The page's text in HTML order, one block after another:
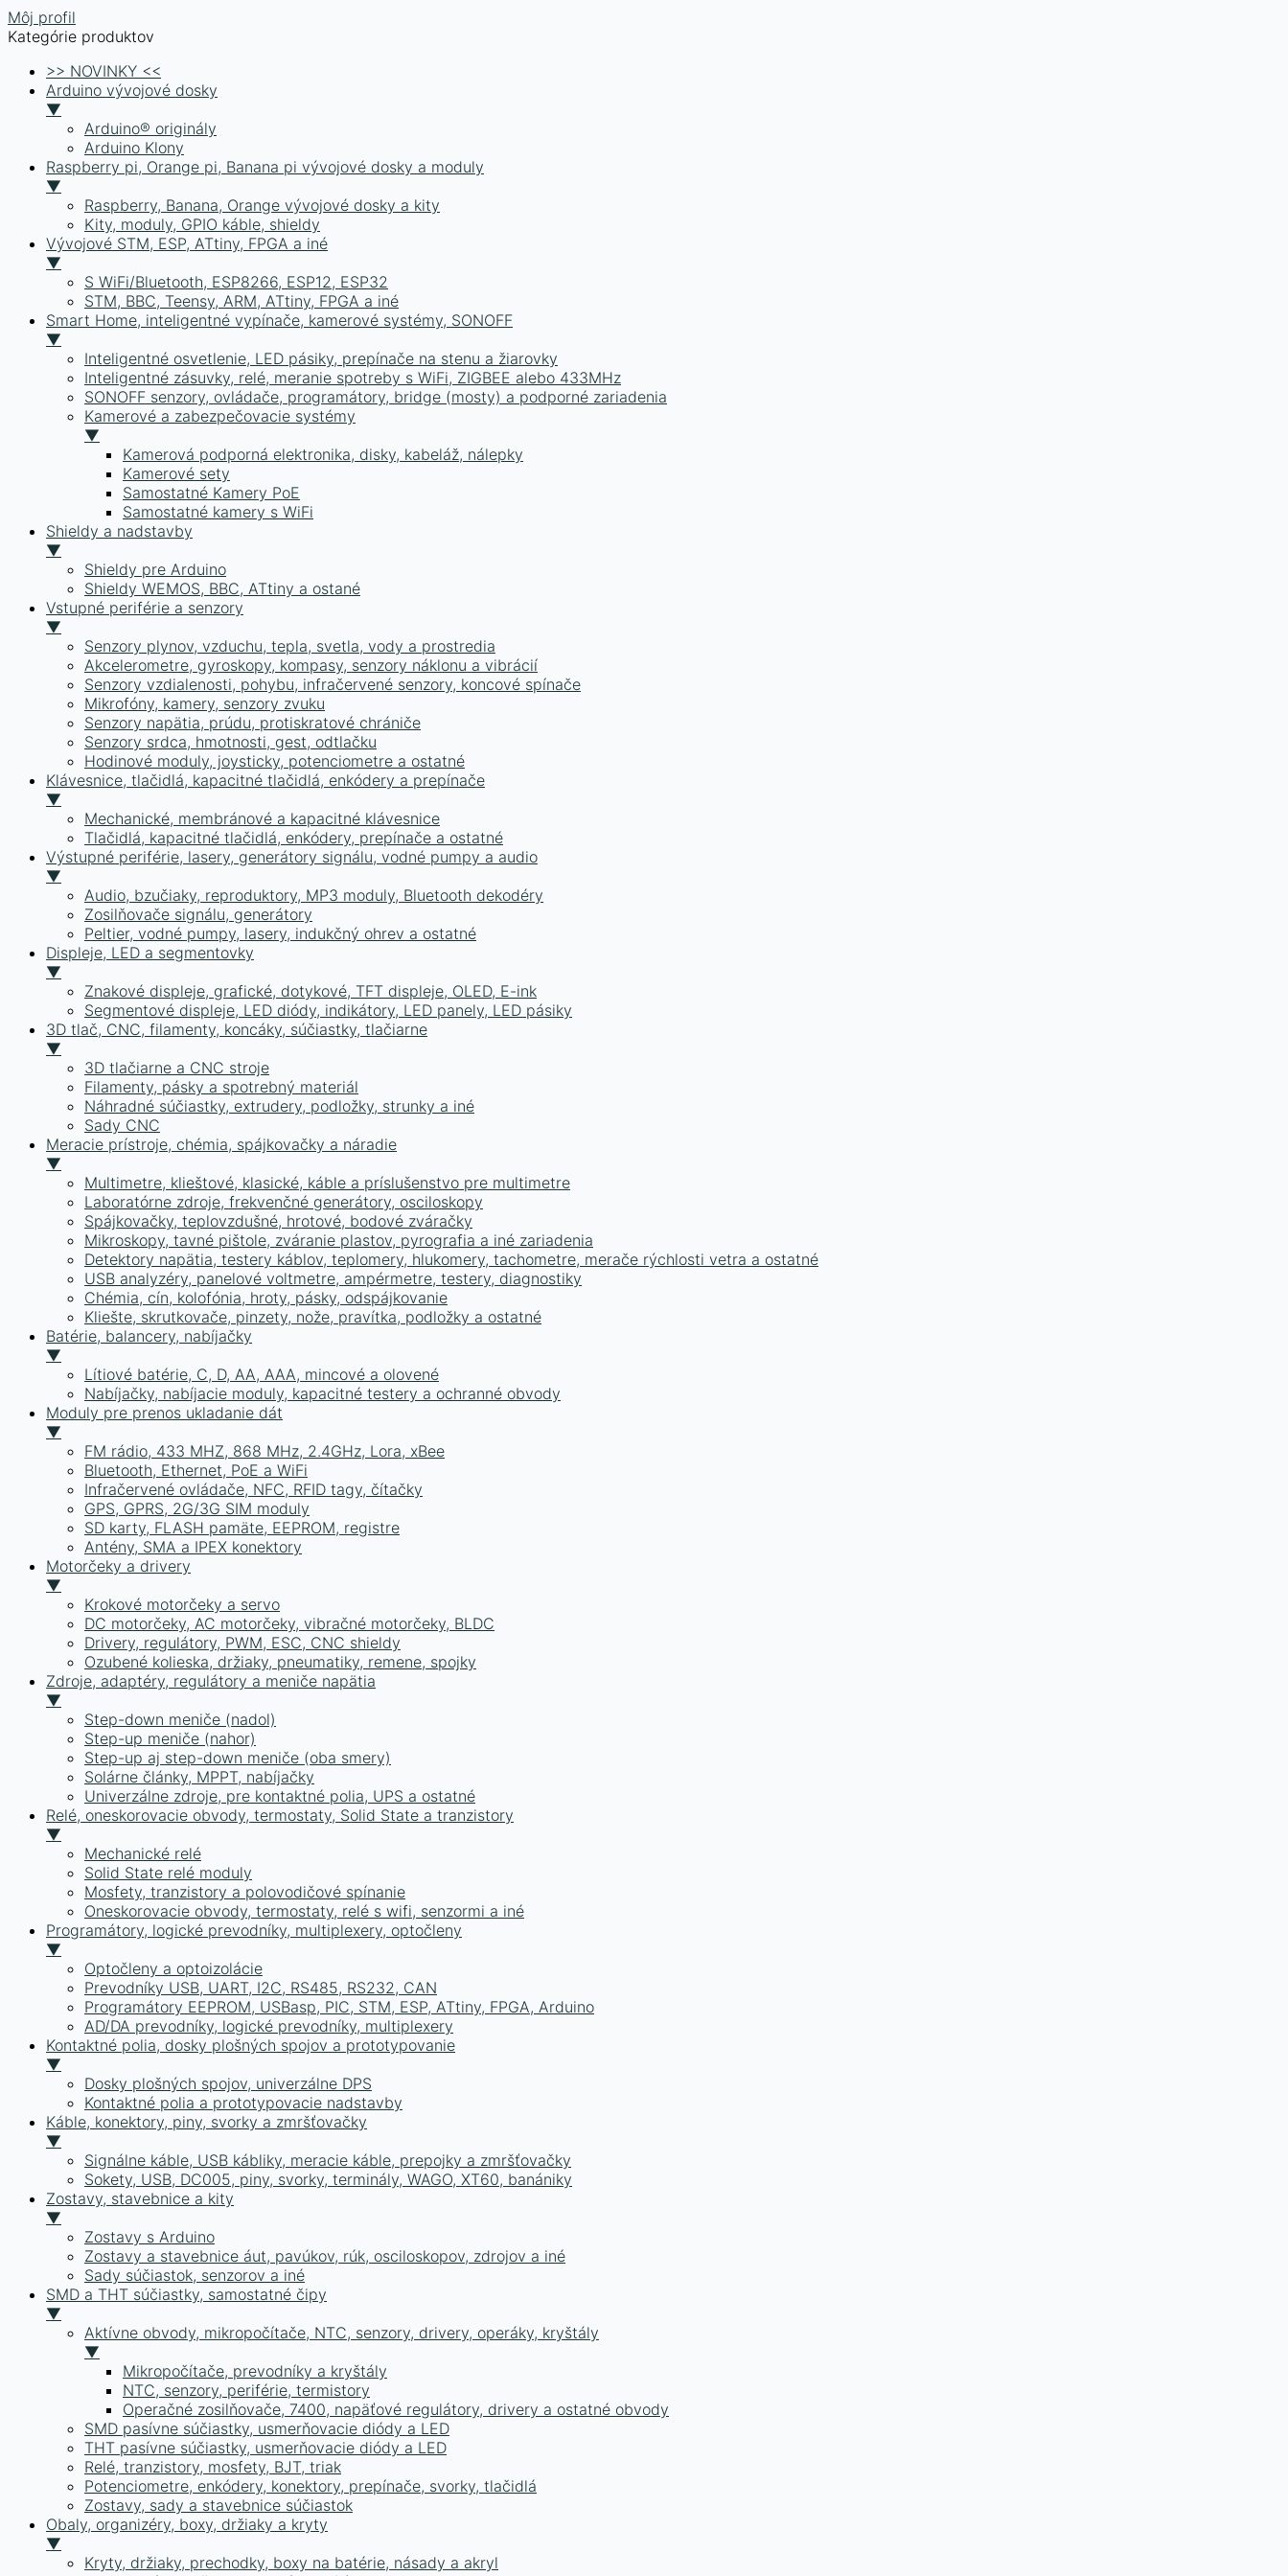
Môj profil
Kategórie produktov
>> NOVINKY <<
Arduino vývojové dosky
▼
Arduino® originály
Arduino Klony
Raspberry pi, Orange pi, Banana pi vývojové dosky a moduly
▼
Raspberry, Banana, Orange vývojové dosky a kity
Kity, moduly, GPIO káble, shieldy
Vývojové STM, ESP, ATtiny, FPGA a iné
▼
S WiFi/Bluetooth, ESP8266, ESP12, ESP32
STM, BBC, Teensy, ARM, ATtiny, FPGA a iné
Smart Home, inteligentné vypínače, kamerové systémy, SONOFF
▼
Inteligentné osvetlenie, LED pásiky, prepínače na stenu a žiarovky
Inteligentné zásuvky, relé, meranie spotreby s WiFi, ZIGBEE alebo 433MHz
SONOFF senzory, ovládače, programátory, bridge (mosty) a podporné zariadenia
Kamerové a zabezpečovacie systémy
▼
Kamerová podporná elektronika, disky, kabeláž, nálepky
Kamerové sety
Samostatné Kamery PoE
Samostatné kamery s WiFi
Shieldy a nadstavby
▼
Shieldy pre Arduino
Shieldy WEMOS, BBC, ATtiny a ostané
Vstupné periférie a senzory
▼
Senzory plynov, vzduchu, tepla, svetla, vody a prostredia
Akcelerometre, gyroskopy, kompasy, senzory náklonu a vibrácií
Senzory vzdialenosti, pohybu, infračervené senzory, koncové spínače
Mikrofóny, kamery, senzory zvuku
Senzory napätia, prúdu, protiskratové chrániče
Senzory srdca, hmotnosti, gest, odtlačku
Hodinové moduly, joysticky, potenciometre a ostatné
Klávesnice, tlačidlá, kapacitné tlačidlá, enkódery a prepínače
▼
Mechanické, membránové a kapacitné klávesnice
Tlačidlá, kapacitné tlačidlá, enkódery, prepínače a ostatné
Výstupné periférie, lasery, generátory signálu, vodné pumpy a audio
▼
Audio, bzučiaky, reproduktory, MP3 moduly, Bluetooth dekodéry
Zosilňovače signálu, generátory
Peltier, vodné pumpy, lasery, indukčný ohrev a ostatné
Displeje, LED a segmentovky
▼
Znakové displeje, grafické, dotykové, TFT displeje, OLED, E-ink
Segmentové displeje, LED diódy, indikátory, LED panely, LED pásiky
3D tlač, CNC, filamenty, koncáky, súčiastky, tlačiarne
▼
3D tlačiarne a CNC stroje
Filamenty, pásky a spotrebný materiál
Náhradné súčiastky, extrudery, podložky, strunky a iné
Sady CNC
Meracie prístroje, chémia, spájkovačky a náradie
▼
Multimetre, klieštové, klasické, káble a príslušenstvo pre multimetre
Laboratórne zdroje, frekvenčné generátory, osciloskopy
Spájkovačky, teplovzdušné, hrotové, bodové zváračky
Mikroskopy, tavné pištole, zváranie plastov, pyrografia a iné zariadenia
Detektory napätia, testery káblov, teplomery, hlukomery, tachometre, merače rýchlosti vetra a ostatné
USB analyzéry, panelové voltmetre, ampérmetre, testery, diagnostiky
Chémia, cín, kolofónia, hroty, pásky, odspájkovanie
Kliešte, skrutkovače, pinzety, nože, pravítka, podložky a ostatné
Batérie, balancery, nabíjačky
▼
Lítiové batérie, C, D, AA, AAA, mincové a olovené
Nabíjačky, nabíjacie moduly, kapacitné testery a ochranné obvody
Moduly pre prenos ukladanie dát
▼
FM rádio, 433 MHZ, 868 MHz, 2.4GHz, Lora, xBee
Bluetooth, Ethernet, PoE a WiFi
Infračervené ovládače, NFC, RFID tagy, čítačky
GPS, GPRS, 2G/3G SIM moduly
SD karty, FLASH pamäte, EEPROM, registre
Antény, SMA a IPEX konektory
Motorčeky a drivery
▼
Krokové motorčeky a servo
DC motorčeky, AC motorčeky, vibračné motorčeky, BLDC
Drivery, regulátory, PWM, ESC, CNC shieldy
Ozubené kolieska, držiaky, pneumatiky, remene, spojky
Zdroje, adaptéry, regulátory a meniče napätia
▼
Step-down meniče (nadol)
Step-up meniče (nahor)
Step-up aj step-down meniče (oba smery)
Solárne články, MPPT, nabíjačky
Univerzálne zdroje, pre kontaktné polia, UPS a ostatné
Relé, oneskorovacie obvody, termostaty, Solid State a tranzistory
▼
Mechanické relé
Solid State relé moduly
Mosfety, tranzistory a polovodičové spínanie
Oneskorovacie obvody, termostaty, relé s wifi, senzormi a iné
Programátory, logické prevodníky, multiplexery, optočleny
▼
Optočleny a optoizolácie
Prevodníky USB, UART, I2C, RS485, RS232, CAN
Programátory EEPROM, USBasp, PIC, STM, ESP, ATtiny, FPGA, Arduino
AD/DA prevodníky, logické prevodníky, multiplexery
Kontaktné polia, dosky plošných spojov a prototypovanie
▼
Dosky plošných spojov, univerzálne DPS
Kontaktné polia a prototypovacie nadstavby
Káble, konektory, piny, svorky a zmršťovačky
▼
Signálne káble, USB kábliky, meracie káble, prepojky a zmršťovačky
Sokety, USB, DC005, piny, svorky, terminály, WAGO, XT60, banániky
Zostavy, stavebnice a kity
▼
Zostavy s Arduino
Zostavy a stavebnice áut, pavúkov, rúk, osciloskopov, zdrojov a iné
Sady súčiastok, senzorov a iné
SMD a THT súčiastky, samostatné čipy
▼
Aktívne obvody, mikropočítače, NTC, senzory, drivery, operáky, kryštály
▼
Mikropočítače, prevodníky a kryštály
NTC, senzory, periférie, termistory
Operačné zosilňovače, 7400, napäťové regulátory, drivery a ostatné obvody
SMD pasívne súčiastky, usmerňovacie diódy a LED
THT pasívne súčiastky, usmerňovacie diódy a LED
Relé, tranzistory, mosfety, BJT, triak
Potenciometre, enkódery, konektory, prepínače, svorky, tlačidlá
Zostavy, sady a stavebnice súčiastok
Obaly, organizéry, boxy, držiaky a kryty
▼
Kryty, držiaky, prechodky, boxy na batérie, násady a akryl